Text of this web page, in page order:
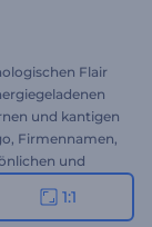
Flair
und kantigen
Firmennamen,
und
und alle,
1:1